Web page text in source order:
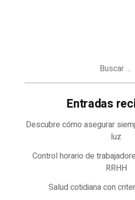
Entradas
Descubre cómo asegurar
luz
Control horario de
RRHH
Salud cotidiana con